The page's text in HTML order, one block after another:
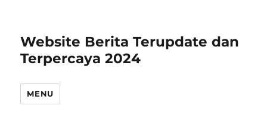
Website Berita Terupdate dan
Terpercaya 2024
MENU